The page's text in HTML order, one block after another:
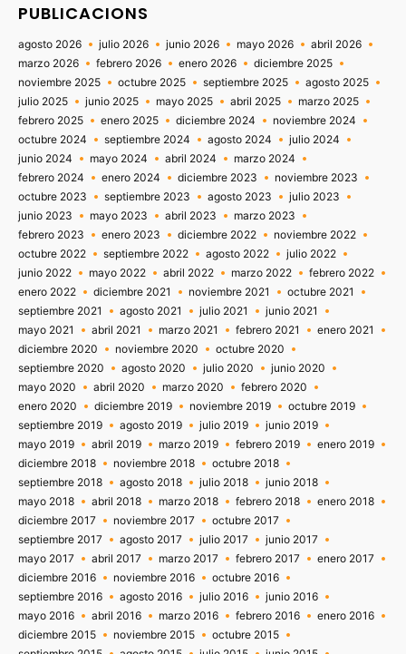
PUBLICACIONS
agosto 2026 julio 2026 junio 2026 mayo 2026
abril 2026
marzo 2026
febrero 2026 enero 2026
diciembre 2025
noviembre 2025
octubre 2025 septiembre 2025
agosto 2025
julio 2025
junio 2025 mayo 2025 abril 2025
marzo 2025
febrero 2025
enero 2025 diciembre 2024
noviembre 2024
octubre 2024
septiembre 2024 agosto 2024
julio 2024
junio 2024
mayo 2024 abril 2024
marzo 2024
febrero 2024
enero 2024 diciembre 2023
noviembre 2023
octubre 2023
septiembre 2023 agosto 2023
julio 2023
junio 2023
mayo 2023 abril 2023
marzo 2023
febrero 2023
enero 2023 diciembre 2022
noviembre 2022
octubre 2022
septiembre 2022 agosto 2022
julio 2022
junio 2022
mayo 2022 abril 2022 marzo 2022
febrero 2022
enero 2022
diciembre 2021 noviembre 2021
octubre 2021
septiembre 2021
agosto 2021 julio 2021
junio 2021
mayo 2021
abril 2021 marzo 2021 febrero 2021
enero 2021
diciembre 2020
noviembre 2020
octubre 2020
septiembre 2020
agosto 2020 julio 2020
junio 2020
mayo 2020
abril 2020 marzo 2020
febrero 2020
enero 2020
diciembre 2019 noviembre 2019
octubre 2019
septiembre 2019
agosto 2019 julio 2019
junio 2019
mayo 2019
abril 2019 marzo 2019 febrero 2019
enero 2019
diciembre 2018
noviembre 2018
octubre 2018
septiembre 2018
agosto 2018 julio 2018
junio 2018
mayo 2018
abril 2018 marzo 2018 febrero 2018
enero 2018
diciembre 2017
noviembre 2017
octubre 2017
septiembre 2017
agosto 2017 julio 2017
junio 2017
mayo 2017
abril 2017 marzo 2017 febrero 2017
enero 2017
diciembre 2016
noviembre 2016
octubre 2016
septiembre 2016
agosto 2016 julio 2016
junio 2016
mayo 2016
abril 2016 marzo 2016 febrero 2016
enero 2016
diciembre 2015
noviembre 2015
octubre 2015